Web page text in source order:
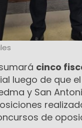
cinco
luego de que
y San
de